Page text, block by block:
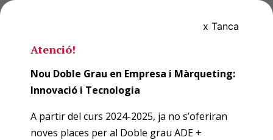
x Tanca
Atenció!
Nou Doble Grau en Empresa i Màrqueting:
Innovació i Tecnologia
A partir del curs 2024-2025, ja no s’oferiran
noves places per al Doble grau ADE +
Doble grau ADE
+ Màrqueting i
Comunicació
Digital